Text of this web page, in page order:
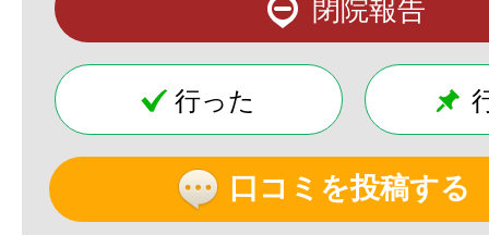
閉院報告
行った
口コミを投稿する